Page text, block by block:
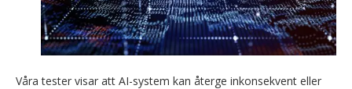
Våra tester visar att AI-system kan återge inkonsekvent eller